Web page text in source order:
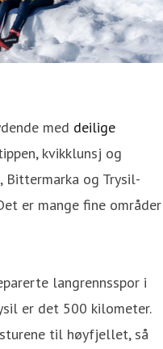
med deilige
kvikklunsj og
Bittermarka og Trysil-
er mange fine områder
langrennsspor i
er det 500 kilometer.
til høyfjellet, så